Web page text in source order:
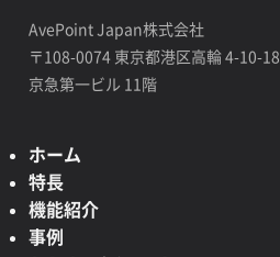
AvePoint Japan株式会社
〒108-0074 東京都港区高輪 4-10-18
京急第一ビル 11階
ホーム
特長
機能紹介
事例